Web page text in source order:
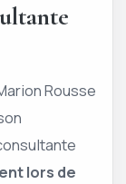
Rousse
lors de